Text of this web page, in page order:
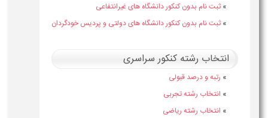
» ثبت نام بدون کنکور دانشگاه های غیرانتفاعی
» ثبت نام بدون کنکور دانشگاه های دولتی و پردیس خودگردان
انتخاب رشته کنکور سراسری
» رتبه و درصد قبولی
» انتخاب رشته تجربی
» انتخاب رشته ریاضی